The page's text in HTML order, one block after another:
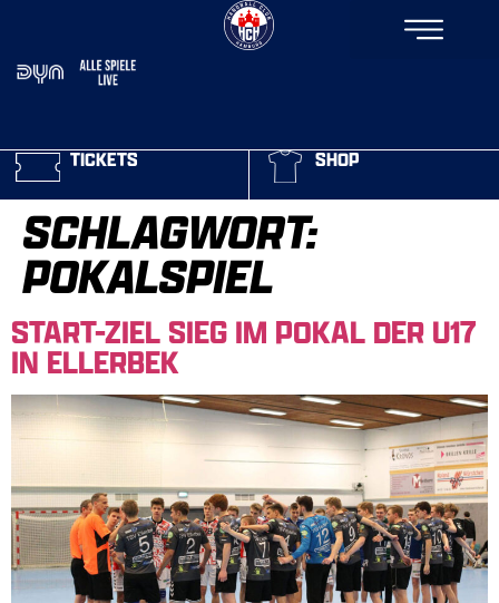
TICKETS SHOP
SCHLAGWORT:
POKALSPIEL
START-ZIEL SIEG IM POKAL DER U17
IN ELLERBEK